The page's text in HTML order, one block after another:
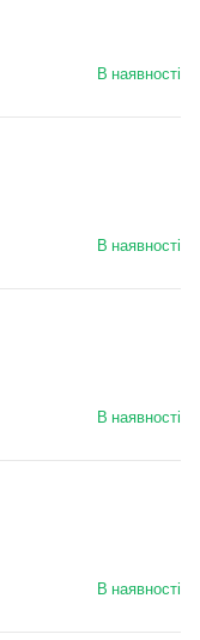
В наявності
В наявності
В наявності
В наявності